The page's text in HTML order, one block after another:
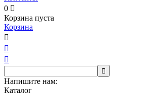
0 
Корзина пуста
Корзина




Напишите нам:
Каталог